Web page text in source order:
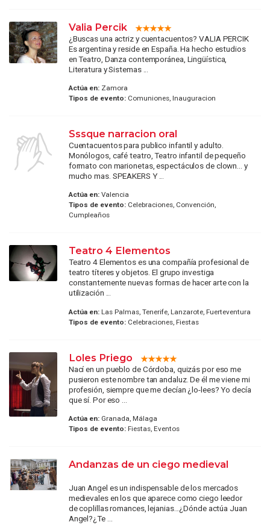
Valia Percik
¿Buscas una actriz y cuentacuentos? VALIA PERCIK
Es argentina y reside en España. Ha hecho estudios
en Teatro, Danza contemporánea, Lingüística,
Literatura y Sistemas ...
Actúa en:Zamora
Tipos de evento:Comuniones, Inauguracion
Sssque narracion oral
Cuentacuentos para publico infantil y adulto.
Monólogos, café teatro, Teatro infantil de pequeño
formato con marionetas, espectáculos de clown... y
mucho mas. SPEAKERS Y ...
Actúa en:Valencia
Tipos de evento:Celebraciones, Convención,
Cumpleaños
Teatro 4 Elementos
Teatro 4 Elementos es una compañía profesional de
teatro títeres y objetos. El grupo investiga
constantemente nuevas formas de hacer arte con la
utilización ...
Actúa en:Las Palmas, Tenerife, Lanzarote, Fuerteventura
Tipos de evento:Celebraciones, Fiestas
Loles Priego
Nací en un pueblo de Córdoba, quizás por eso me
pusieron este nombre tan andaluz. De él me viene mi
profesión, siempre que me decían ¿lo-lees? Yo decía
que sí. Por eso ...
Actúa en:Granada, Málaga
Tipos de evento:Fiestas, Eventos
Andanzas de un ciego medieval
Juan Angel es un indispensable de los mercados
medievales en los que aparece como ciego leedor
de coplillas romances, lejanias...¿Dónde actúa Juan
Angel?¿Te ...